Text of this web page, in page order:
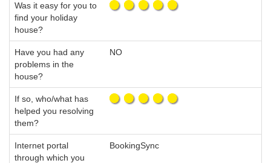
Was it easy for you to
find your holiday
house?
Have you had any
problems in the
house?
NO
If so, who/what has
helped you resolving
them?
Internet portal
through which you
BookingSync